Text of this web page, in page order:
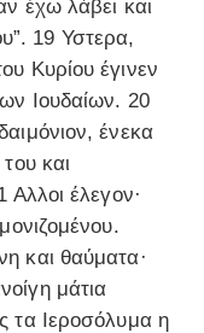
έχω λάβει και
19 Υστερα,
Κυρίου έγινεν
Ιουδαίων. 20
ένεκα
και
Αλλοι έλεγον·
και θαύματα·
μάτια
τα Ιεροσόλυμα η